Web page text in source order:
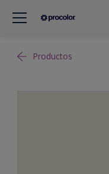
Productos